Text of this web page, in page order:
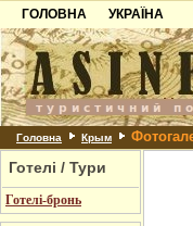
ГОЛОВНА
УКРАЇНА
Карпати
Азов
Шацьк
Головна Крым
Готелі / Тури
Готелі-бронь